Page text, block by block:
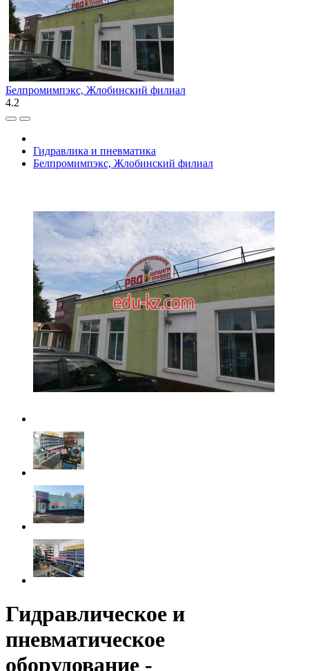
Белпромимпэкс, Жлобинский филиал
4.2
Гидравлика и пневматика
Белпромимпэкс, Жлобинский филиал
Гидравлическое и
пневматическое
оборудование -